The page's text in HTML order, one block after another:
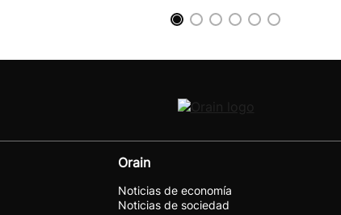
Orain
Noticias de economía
Noticias de sociedad